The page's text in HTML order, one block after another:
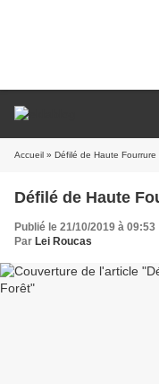
Accueil » Défilé de Haute
Défilé de Haute
Publié le 21/10/2019 à 09:53
Par Lei Roucas